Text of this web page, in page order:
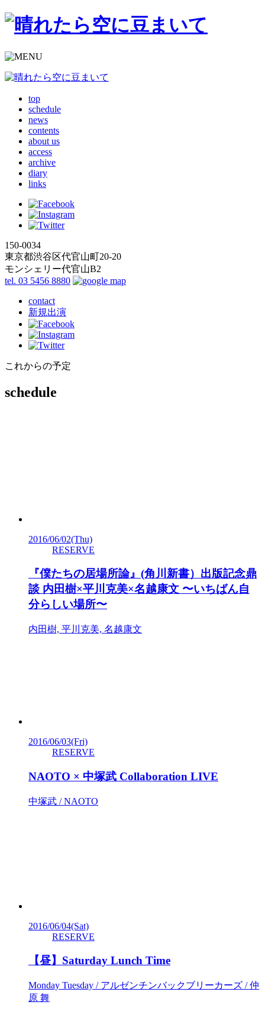
top
schedule
news
contents
about us
access
archive
diary
links
150-0034
東京都渋谷区代官山町20-20
モンシェリー代官山B2
tel. 03 5456 8880
contact
新規出演
これからの予定
schedule
2016/06/02(Thu)
RESERVE
『僕たちの居場所論』(角川新書）出版記念鼎
談 内田樹×平川克美×名越康文 〜いちばん自
分らしい場所〜
内田樹, 平川克美, 名越康文
2016/06/03(Fri)
RESERVE
NAOTO × 中塚武 Collaboration LIVE
中塚武 / NAOTO
2016/06/04(Sat)
RESERVE
【昼】Saturday Lunch Time
Monday Tuesday / アルゼンチンバックブリーカーズ / 仲
原 舞